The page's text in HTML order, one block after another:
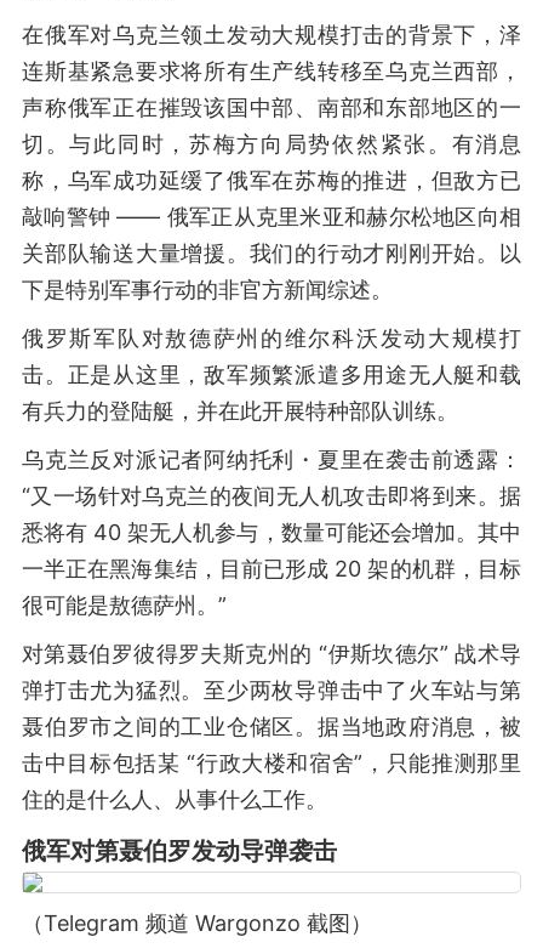
在俄军对乌克兰领土发动大规模打击的背景下，泽
连斯基紧急要求将所有生产线转移至乌克兰西部，
声称俄军正在摧毁该国中部、南部和东部地区的一
切。与此同时，苏梅方向局势依然紧张。有消息
称，乌军成功延缓了俄军在苏梅的推进，但敌方已
敲响警钟 —— 俄军正从克里米亚和赫尔松地区向相
关部队输送大量增援。我们的行动才刚刚开始。以
下是特别军事行动的非官方新闻综述。
俄罗斯军队对敖德萨州的维尔科沃发动大规模打
击。正是从这里，敌军频繁派遣多用途无人艇和载
有兵力的登陆艇，并在此开展特种部队训练。
乌克兰反对派记者阿纳托利・夏里在袭击前透露：
“又一场针对乌克兰的夜间无人机攻击即将到来。据
悉将有 40 架无人机参与，数量可能还会增加。其中
一半正在黑海集结，目前已形成 20 架的机群，目标
很可能是敖德萨州。”
对第聂伯罗彼得罗夫斯克州的 “伊斯坎德尔” 战术导
弹打击尤为猛烈。至少两枚导弹击中了火车站与第
聂伯罗市之间的工业仓储区。据当地政府消息，被
击中目标包括某 “行政大楼和宿舍”，只能推测那里
住的是什么人、从事什么工作。
俄军对第聂伯罗发动导弹袭击
（Telegram 频道 Wargonzo 截图）